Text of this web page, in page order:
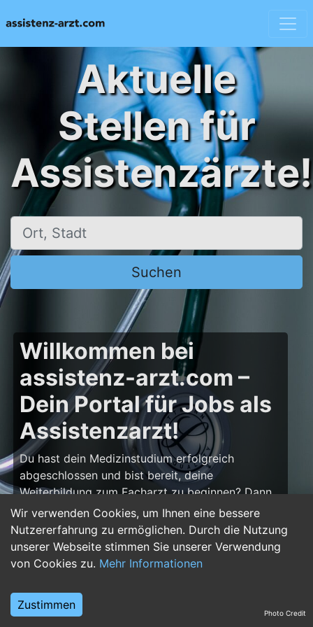
Wir verwenden Cookies, um Ihnen eine bessere
Nutzererfahrung zu ermöglichen. Durch die Nutzung
unserer Webseite stimmen Sie unserer Verwendung
von Cookies zu. Mehr Informationen
Zustimmen
Aktuelle
Stellen für
Assistenzärzte!
Ort, Stadt
Suchen
Willkommen bei
assistenz-arzt.com –
Dein Portal für Jobs als
Assistenzarzt!
Du hast dein Medizinstudium erfolgreich
abgeschlossen und bist bereit, deine
Weiterbildung zum Facharzt zu beginnen? Dann
bist du aufassistenz-arzt.comgenau richtig!
Hier findest du zahlreiche Stellenangebote für
Assistenzärzte in allen Fachrichtungen – von der
Inneren Medizin über die Chirurgie bis hin zur
deine Karriere im Arztberuf und finde die
passende Klinik oder Praxis für deinen nächstenPhoto Credit